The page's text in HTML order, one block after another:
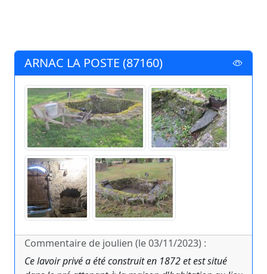
ARNAC LA POSTE (87160)
Commentaire de joulien (le 03/11/2023) :
Ce lavoir privé a été construit en 1872 et est situé